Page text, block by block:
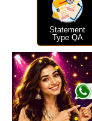
Statement
Type QA